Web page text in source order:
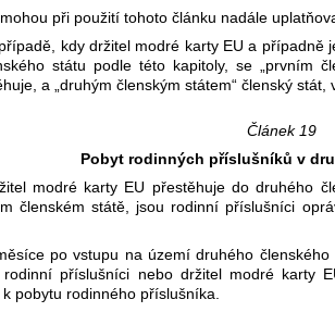
při použití tohoto článku nadále
kdy držitel modré karty EU a případně
státu podle této kapitoly, se „prvním
a „druhým členským státem“ členský stát,
Článek 19
Pobyt rodinných příslušníků v
modré karty EU přestěhuje do druhého
členském státě, jsou rodinní příslušníci
po vstupu na území druhého
rodinní příslušníci nebo držitel modré karty
pobytu rodinného příslušníka.